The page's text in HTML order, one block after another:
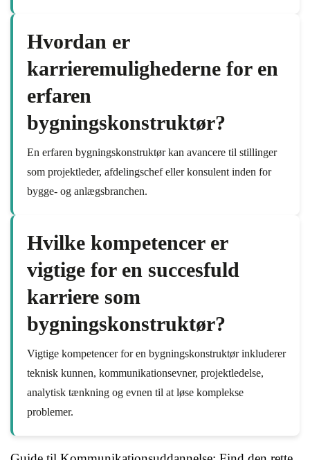
Hvordan er
karrieremulighederne for en
erfaren
bygningskonstruktør?
En erfaren bygningskonstruktør kan avancere til stillinger
som projektleder, afdelingschef eller konsulent inden for
bygge- og anlægsbranchen.
Hvilke kompetencer er
vigtige for en succesfuld
karriere som
bygningskonstruktør?
Vigtige kompetencer for en bygningskonstruktør inkluderer
teknisk kunnen, kommunikationsevner, projektledelse,
analytisk tænkning og evnen til at løse komplekse
problemer.